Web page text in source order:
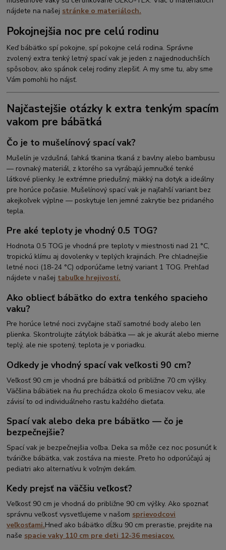
nájdete na našej stránke o materiáloch.
Pokojnejšia noc pre celú rodinu
Keď bábätko spí pokojne, spí pokojne celá rodina. Správne
zvolený extra tenký letný spací vak je jeden z najjednoduchších
spôsobov, ako spánok celej rodiny zlepšiť. A my sme tu, aby sme
Vám pomohli ho nájsť.
Najčastejšie otázky k extra tenkým spacím
vakom pre bábätká
Čo je to mušelínový spací vak?
Mušelín je vzdušná, ľahká tkanina tkaná z bavlny alebo bambusu
— rovnaký materiál, z ktorého sa vyrábajú jemnučké tenké
látkové plienky. Je extrémne priedušný, mäkký na dotyk a ideálny
pre horúce počasie. Mušelínový spací vak je najľahší variant bez
akejkoľvek výplne — poskytuje len jemné zakrytie bez pridaného
tepla.
Pre aké teploty je vhodný 0.5 TOG?
Hodnota 0.5 TOG je vhodná pre teploty v miestnosti nad 21 °C,
tropickú klímu aj dovolenky v teplých krajinách. Pre chladnejšie
letné noci (18-24 °C) odporúčame letný variant 1 TOG. Prehľad
nájdete v našej tabuľke hrejivostí.
Ako obliecť bábätko do extra tenkého spacieho
vaku?
Pre horúce letné noci zvyčajne stačí samotné body alebo len
plienka. Skontrolujte zátylok bábätka — ak je akurát alebo mierne
teplý, ale nie spotený, teplota je v poriadku.
Odkedy je vhodný spací vak veľkosti 90 cm?
Veľkosť 90 cm je vhodná pre bábätká od približne 70 cm výšky.
Väčšina bábätiek na ňu prechádza okolo 6 mesiacov veku, ale
závisí to od individuálneho rastu každého dieťaťa.
Spací vak alebo deka pre bábätko — čo je
bezpečnejšie?
Spací vak je bezpečnejšia voľba. Deka sa môže cez noc posunúť k
tváričke bábätka, vak zostáva na mieste. Preto ho odporúčajú aj
pediatri ako alternatívu k voľným dekám.
Kedy prejsť na väčšiu veľkosť?
Veľkosť 90 cm je vhodná do približne 90 cm výšky. Ako spoznať
správnu veľkosť vysvetľujeme v našom sprievodcovi
veľkosťami.Hneď ako bábätko dĺžku 90 cm prerastie, prejdite na
naše spacie vaky 110 cm pre deti 12-36 mesiacov.